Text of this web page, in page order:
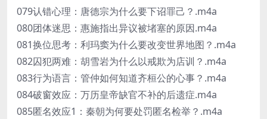
079认错心理：唐德宗为什么要下诏罪己？.m4a
080团体迷思：惠施指出异议被堵塞的原因.m4a
081换位思考：利玛窦为什么要改变世界地图？.m4a
082囚犯两难：胡雪岩为什么以戒欺为店训？.m4a
083行为语言：管仲如何知道齐桓公的心事？.m4a
084破窗效应：万历皇帝缺官不补的后遗症.m4a
085匿名效应1：秦朝为何要处罚匿名检举？.m4a